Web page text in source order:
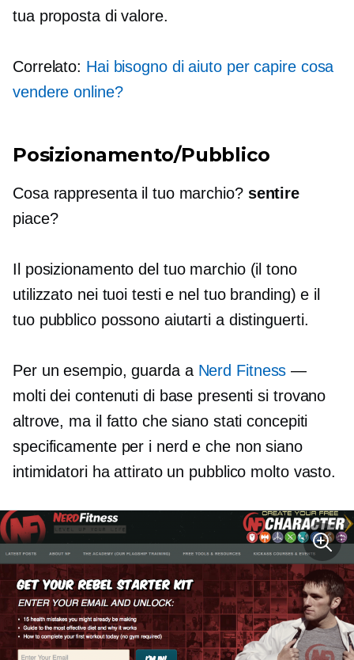
tua proposta di valore.
Correlato: Hai bisogno di aiuto per capire cosa
vendere online?
Posizionamento/Pubblico
Cosa rappresenta il tuo marchio? sentire
piace?
Il posizionamento del tuo marchio (il tono
utilizzato nei tuoi testi e nel tuo branding) e il
tuo pubblico possono aiutarti a distinguerti.
Per un esempio, guarda a Nerd Fitness —
molti dei contenuti di base presenti si trovano
altrove, ma il fatto che siano stati concepiti
specificamente per i nerd e che non siano
intimidatori ha attirato un pubblico molto vasto.